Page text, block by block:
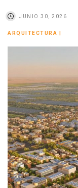
JUNIO 30, 2026
ARQUITECTURA